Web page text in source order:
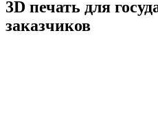
3D печать для
заказчиков